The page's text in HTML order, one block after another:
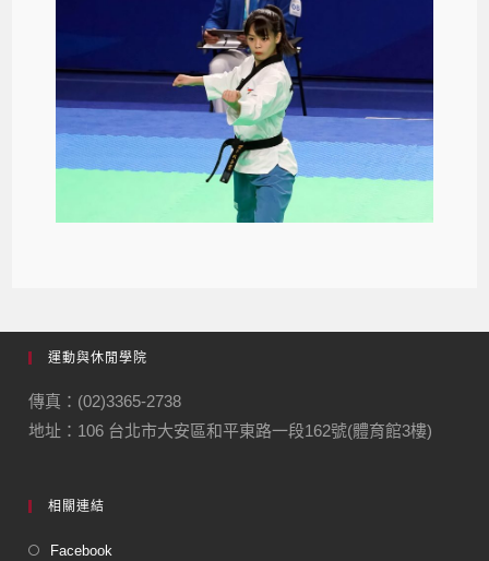
運動與休閒學院
傳真：(02)3365-2738
地址：106 台北市大安區和平東路一段162號(體育館3樓)
相關連結
Facebook